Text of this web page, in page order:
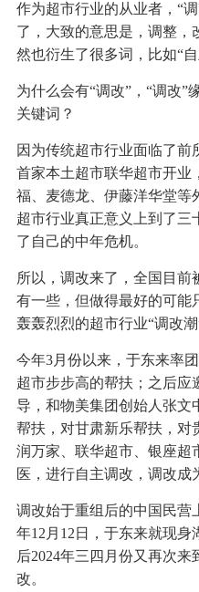
作为超市行业的从业者，“
了，大致的意思是，调整，
然也衍生了很多词，比如“
为什么会有“调改”，“调改”
关键词？
因为传统超市行业面临了前
首家本土超市联华超市开业
福、麦德龙、伊藤洋华堂等
超市行业真正意义上到了三
了自己的中年危机。
所以，调改来了，全国目
有一些，但做得最好的可能
轰轰烈烈的超市行业“调改潮
今年3月份以来，于东来率
超市步步高的帮扶；之后应
导，和物美集团创始人张文
帮扶，对甘肃新乐帮扶，对
润万家、联华超市、银座超
医，进行自主调改，调改成
调改始于重组后的中国民营
年12月12日，于东来就现
后2024年三四月份又再次
改。